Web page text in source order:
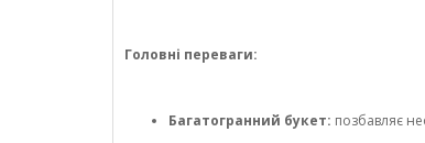
Головні переваги:
Багатогранний букет: позбавляє